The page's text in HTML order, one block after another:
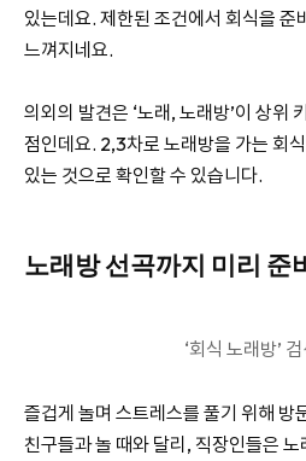
있는데요. 제한된 조건에서 회식을 준
느껴지네요.
의외의 발견은 ‘노래, 노래방’이 상위
점인데요. 2,3차로 노래방을 가는 회
있는 것으로 확인할 수 있습니다.
노래방 선곡까지 미리 준
‘회식 노래방’
즐겁게 놀며 스트레스를 풀기 위해 방
친구들과 놀 때와 달리, 직장인들은